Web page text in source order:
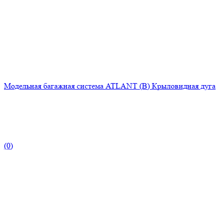
Модельная багажная система ATLANT (B) Крыловидная дуга
(0)